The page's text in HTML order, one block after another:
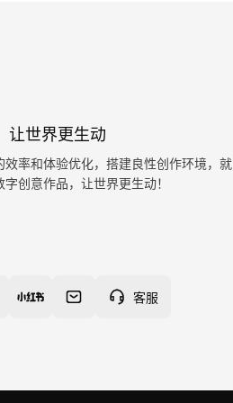
让世界更生动
率和体验优化，搭建良性创作环境，就
创意作品，让世界更生动！
客服